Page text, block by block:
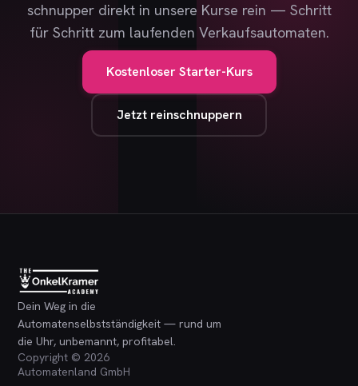
schnupper direkt in unsere Kurse rein — Schritt
für Schritt zum laufenden Verkaufsautomaten.
Kostenloser Starter-Kurs
Jetzt reinschnuppern
Dein Weg in die
Automatenselbstständigkeit — rund um
die Uhr, unbemannt, profitabel.
Copyright © 2026
Automatenland GmbH